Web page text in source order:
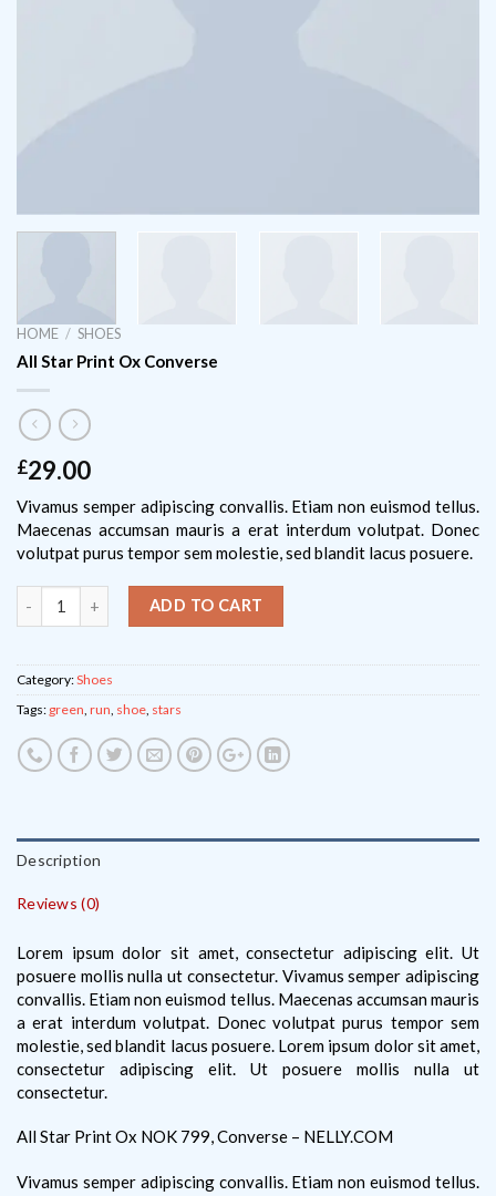
HOME / SHOES
All Star Print Ox Converse
£29.00
Vivamus semper adipiscing convallis. Etiam non euismod tellus.
Maecenas accumsan mauris a erat interdum volutpat. Donec
volutpat purus tempor sem molestie, sed blandit lacus posuere.
ADD TO CART
Category:Shoes
Tags: green, run, shoe, stars
Description
Reviews (0)
Lorem ipsum dolor sit amet, consectetur adipiscing elit. Ut
posuere mollis nulla ut consectetur. Vivamus semper adipiscing
convallis. Etiam non euismod tellus. Maecenas accumsan mauris
a erat interdum volutpat. Donec volutpat purus tempor sem
molestie, sed blandit lacus posuere. Lorem ipsum dolor sit amet,
consectetur adipiscing elit. Ut posuere mollis nulla ut
consectetur.
All Star Print Ox NOK 799, Converse – NELLY.COM
Vivamus semper adipiscing convallis. Etiam non euismod tellus.